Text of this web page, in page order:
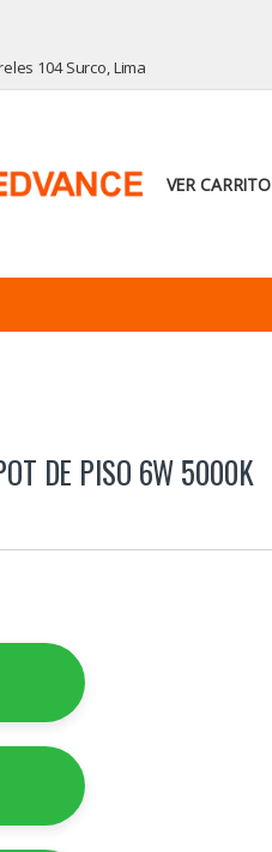
104 Surco, Lima
VER CARRITO
DE PISO 6W 5000K